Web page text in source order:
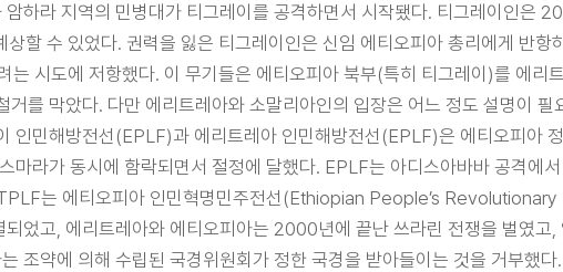
하라 지역의 민병대가 티그레이를 공격하면서 시작됐다. 티그레이인은
할 수 있었다. 권력을 잃은 티그레이인은 신임 에티오피아 총리에게 반항
시도에 저항했다. 이 무기들은 에티오피아 북부(특히 티그레이)를 에리
를 막았다. 다만 에리트레아와 소말리아인의 입장은 어느 정도 설명이 필
인민해방전선(EPLF)과 에리트레아 인민해방전선(EPLF)은 에티오피아
마라가 동시에 함락되면서 절정에 달했다. EPLF는 아디스아바바 공격에
는 에티오피아 인민혁명민주전선(Ethiopian People’s
었고, 에리트레아와 에티오피아는 2000년에 끝난 쓰라린 전쟁을 벌였고,
조약에 의해 수립된 국경위원회가 정한 국경을 받아들이는 것을 거부했